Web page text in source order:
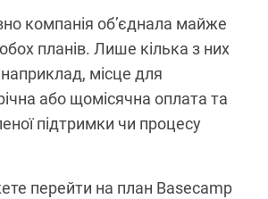
компанія об’єднала майже
обох планів. Лише кілька з них
місце для
або щомісячна оплата та
підтримки чи процесу
перейти на план Basecamp